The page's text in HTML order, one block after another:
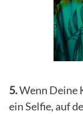
5.Wenn Deine
ein Selfie, auf